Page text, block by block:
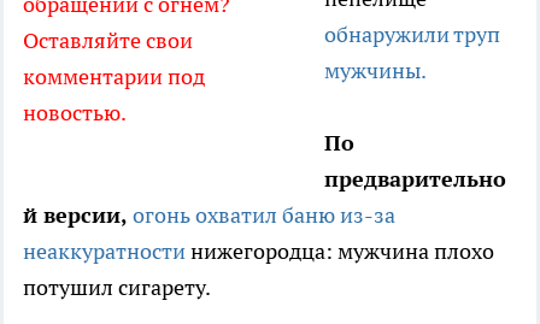
Оставляйте свои
комментарии под
новостью.
обнаружили труп
мужчины.
По
предварительно
й версии, огонь охватил баню из-за
неаккуратностинижегородца: мужчина плохо
потушил сигарету.